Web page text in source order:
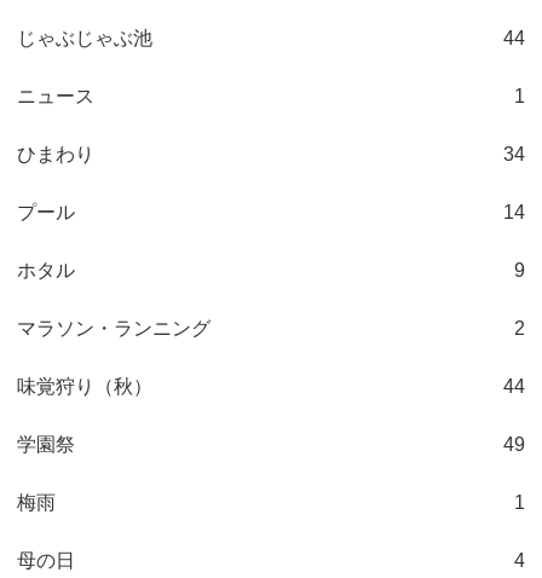
じゃぶじゃぶ池 44
ニュース 1
ひまわり 34
プール 14
ホタル 9
マラソン・ランニング 2
味覚狩り（秋） 44
学園祭 49
梅雨 1
母の日 4